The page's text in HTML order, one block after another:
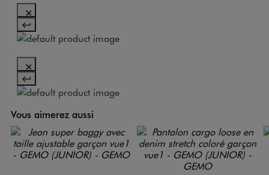
Vous aimerez aussi